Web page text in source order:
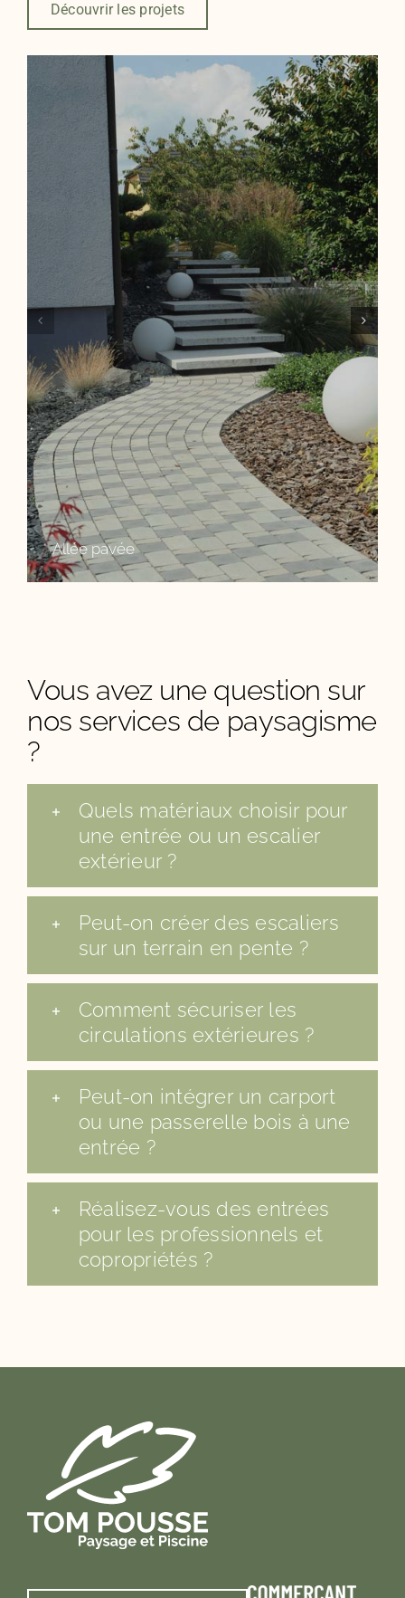
Allée pavée
Découvrir les projets
Vous avez une question sur
nos services de paysagisme
?
Quels matériaux choisir pour
une entrée ou un escalier
extérieur ?
Peut-on créer des escaliers
sur un terrain en pente ?
Comment sécuriser les
circulations extérieures ?
Peut-on intégrer un carport
ou une passerelle bois à une
entrée ?
Réalisez-vous des entrées
pour les professionnels et
copropriétés ?